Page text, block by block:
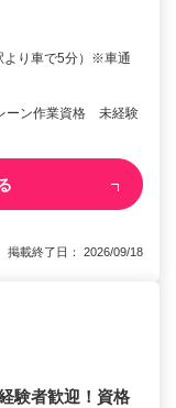
より車で5分）※車通
ーン作業資格 未経験
載終了日： 2026/09/18
験者歓迎！資格